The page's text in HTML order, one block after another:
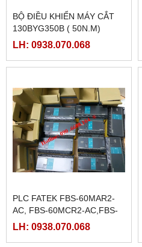
BỘ ĐIỀU KHIỂN MÁY CẮT
130BYG350B ( 50N.M)
LH: 0938.070.068
PLC FATEK FBS-60MAR2-
AC, FBS-60MCR2-AC,FBS-
60MAT2-AC, FBS-60MCT2-
LH: 0938.070.068